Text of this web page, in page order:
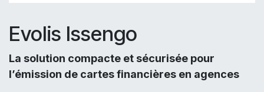
Evolis Issengo
La solution compacte et sécurisée pour
l’émission de cartes financières en agences